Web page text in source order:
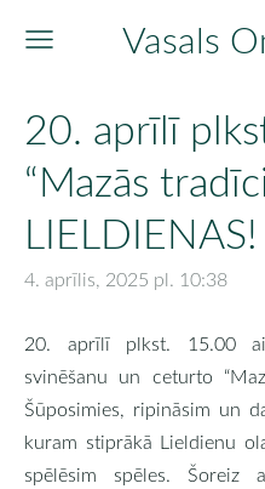
Vasals
20. aprīlī
“Mazās
LIELDIENAS!
4. aprīlis, 2025 pl. 10:38
20. aprīlī plkst. 15.00
svinēšanu un ceturto
Šūposimies, ripināsim un
kuram stiprākā Lieldienu
spēlēsim spēles.